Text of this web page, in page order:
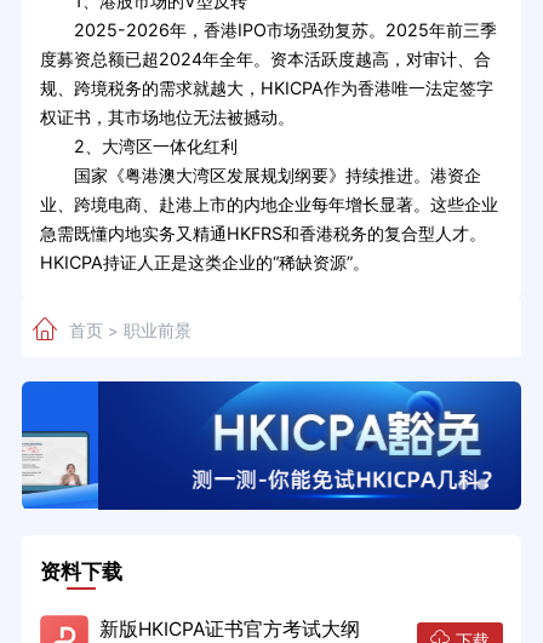
2025-2026年，香港IPO市场强劲复苏。2025年前三季
度募资总额已超2024年全年。资本活跃度越高，对审计、合
规、跨境税务的需求就越大，HKICPA作为香港唯一法定签字
权证书，其市场地位无法被撼动。
2、大湾区一体化红利
国家《粤港澳大湾区发展规划纲要》持续推进。港资企
业、跨境电商、赴港上市的内地企业每年增长显著。这些企业
急需既懂内地实务又精通HKFRS和香港税务的复合型人才。
HKICPA持证人正是这类企业的“稀缺资源”。
首页> 职业前景
资料下载
新版HKICPA证书官方考试大纲